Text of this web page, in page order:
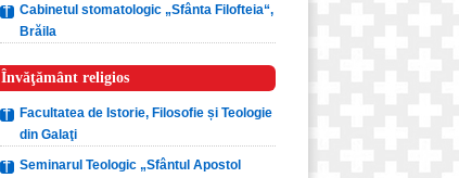
Cabinetul stomatologic „Sfânta Filofteia“,
Brăila
Învăţământ religios
Facultatea de Istorie, Filosofie și Teologie
din Galaţi
Seminarul Teologic „Sfântul Apostol